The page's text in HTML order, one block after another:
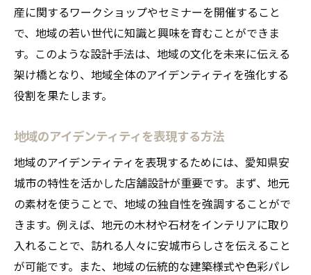
産に関するワークショップやセミナーを開催すること
で、地域の若い世代に知識と興味を育むことができま
す。このような設計手法は、地域の文化を未来に伝える
架け橋となり、地域全体のアイデンティティを強化する
役割を果たします。
地域のアイデンティティを表現する方法
地域のアイデンティティを表現するためには、愛知県安
城市の特性を活かした店舗設計が重要です。まず、地元
の素材を使うことで、地域の独自性を強調することがで
きます。例えば、地元の木材や石材をインテリアに取り
入れることで、訪れる人々に安城市らしさを伝えること
が可能です。また、地域の伝統的な建築様式や色彩パレ